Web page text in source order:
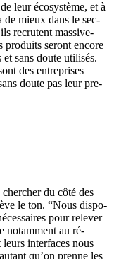
leur éco­sys­tème, et à
de mieux dans le sec­
ils re­crutent mas­si­ve­
pro­duits se­ront en­core
sans doute uti­li­sés.
des en­tre­prises
doute pas leur pre­
du côté des
le ton. “Nous dis­po­
pour re­le­ver
no­tam­ment au ré­
in­ter­faces nous
qu’on prenne les